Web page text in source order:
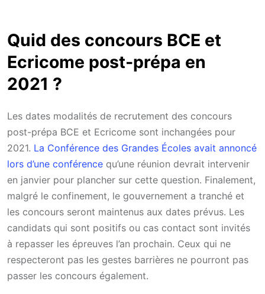
Quid des concours BCE et
Ecricome post-prépa en
2021 ?
Les dates modalités de recrutement des concours
post-prépa BCE et Ecricome sont inchangées pour
2021. La Conférence des Grandes Écoles avait annoncé
lors d’une conférence qu’une réunion devrait intervenir
en janvier pour plancher sur cette question. Finalement,
malgré le confinement, le gouvernement a tranché et
les concours seront maintenus aux dates prévus. Les
candidats qui sont positifs ou cas contact sont invités
à repasser les épreuves l’an prochain. Ceux qui ne
respecteront pas les gestes barrières ne pourront pas
passer les concours également.